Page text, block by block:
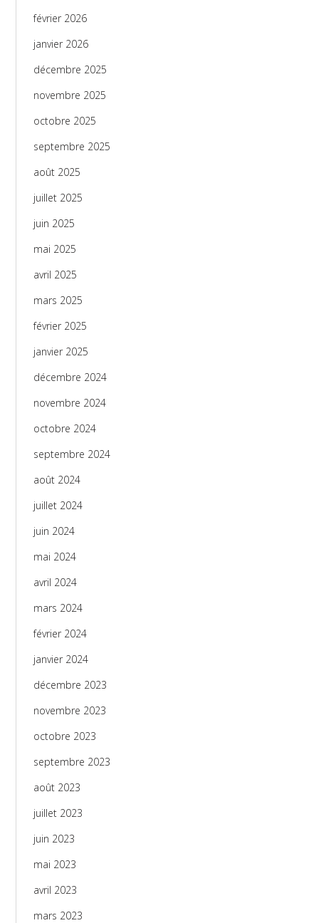
février 2026
janvier 2026
décembre 2025
novembre 2025
octobre 2025
septembre 2025
août 2025
juillet 2025
juin 2025
mai 2025
avril 2025
mars 2025
février 2025
janvier 2025
décembre 2024
novembre 2024
octobre 2024
septembre 2024
août 2024
juillet 2024
juin 2024
mai 2024
avril 2024
mars 2024
février 2024
janvier 2024
décembre 2023
novembre 2023
octobre 2023
septembre 2023
août 2023
juillet 2023
juin 2023
mai 2023
avril 2023
mars 2023